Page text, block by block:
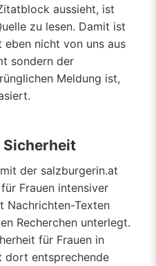
aussieht, ist
zu lesen. Damit ist
eben nicht von uns aus
sondern der
Meldung ist,
Sicherheit
der salzburgerin.at
Frauen intensiver
Nachrichten-Texten
Recherchen unterlegt.
für Frauen in
dort entsprechende